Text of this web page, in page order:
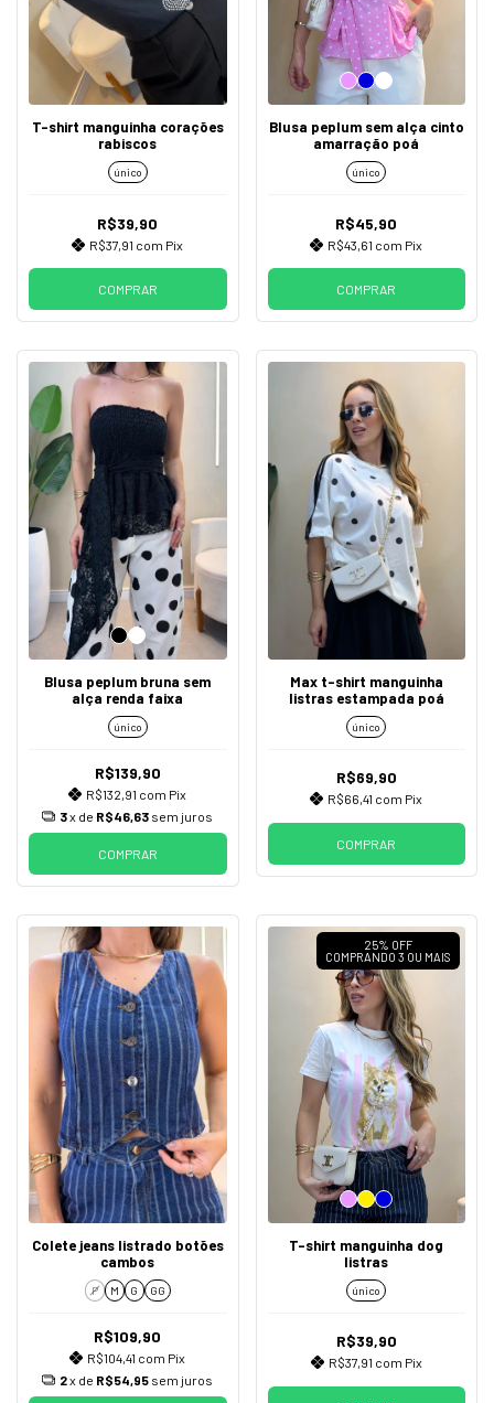
T-shirt manguinha corações
rabiscos
único
R$39,90
R$37,91 com Pix
COMPRAR
Blusa peplum sem alça cinto
amarração poá
único
R$45,90
R$43,61 com Pix
COMPRAR
Blusa peplum bruna sem
alça renda faixa
único
R$139,90
R$132,91 com Pix
3x de R$46,63 sem juros
COMPRAR
Max t-shirt manguinha
listras estampada poá
único
R$69,90
R$66,41 com Pix
COMPRAR
Colete jeans listrado botões
cambos
P M G GG
R$109,90
R$104,41 com Pix
2x de R$54,95 sem juros
25% OFF
COMPRANDO 3 OU MAIS
T-shirt manguinha dog
listras
único
R$39,90
R$37,91 com Pix